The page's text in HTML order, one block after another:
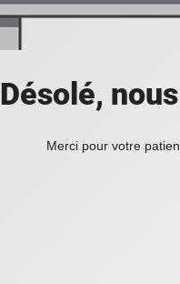
Désolé,
Merci pour votre